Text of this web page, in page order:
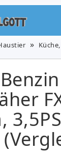
Küche,